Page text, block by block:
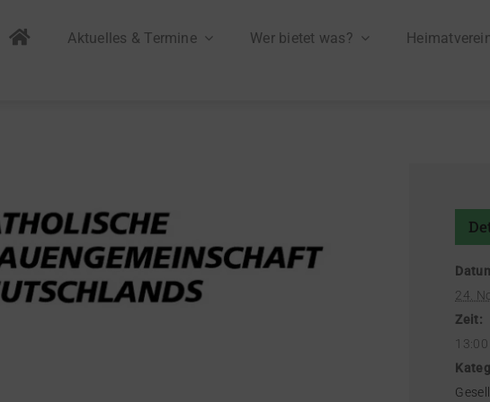
Aktuelles & Termine Wer bietet was?
24.
Zeit:
13:00